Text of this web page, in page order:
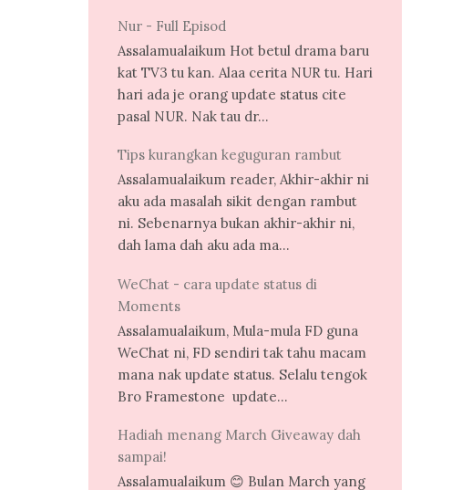
Nur - Full Episod
Assalamualaikum Hot betul drama baru
kat TV3 tu kan. Alaa cerita NUR tu. Hari
hari ada je orang update status cite
pasal NUR. Nak tau dr...
Tips kurangkan keguguran rambut
Assalamualaikum reader, Akhir-akhir ni
aku ada masalah sikit dengan rambut
ni. Sebenarnya bukan akhir-akhir ni,
dah lama dah aku ada ma...
WeChat - cara update status di
Moments
Assalamualaikum, Mula-mula FD guna
WeChat ni, FD sendiri tak tahu macam
mana nak update status. Selalu tengok
Bro Framestone update...
Hadiah menang March Giveaway dah
sampai!
Assalamualaikum 😊 Bulan March yang